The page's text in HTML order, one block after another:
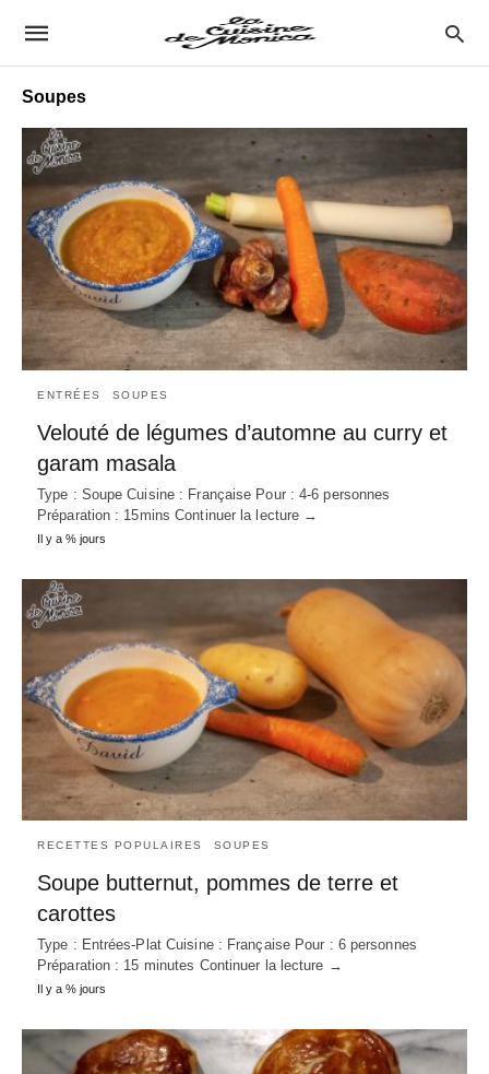
Soupes
ENTRÉES SOUPES
Velouté de légumes d’automne au curry et
garam masala
Type : Soupe Cuisine : Française Pour : 4-6 personnes
Préparation : 15mins Continuer la lecture →
Il y a % jours
RECETTES POPULAIRES SOUPES
Soupe butternut, pommes de terre et
carottes
Type : Entrées-Plat Cuisine : Française Pour : 6 personnes
Préparation : 15 minutes Continuer la lecture →
Il y a % jours